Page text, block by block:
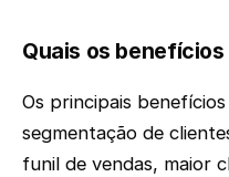
Quais os
Os principais
segmentação de
funil de vendas, maior